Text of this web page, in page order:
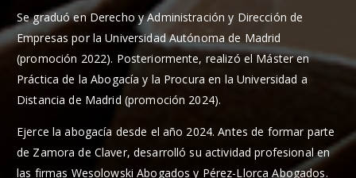
Se graduó en Derecho y Administración y Dirección de
Empresas por la Universidad Autónoma de Madrid
(promoción 2022). Posteriormente, realizó el Máster en
Práctica de la Abogacía y la Procura en la Universidad a
Distancia de Madrid (promoción 2024).
Ejerce la abogacía desde el año 2024. Antes de formar parte
de Zamora de Claver, desarrolló su actividad profesional en
las firmas Wesolowski Abogados y Pérez-Llorca Abogados.